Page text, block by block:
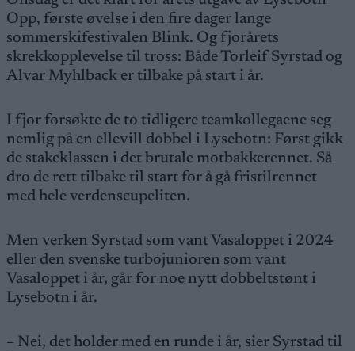
Opp, første øvelse i den fire dager lange
sommerskifestivalen Blink. Og fjorårets
skrekkopplevelse til tross: Både Torleif Syrstad og
Alvar Myhlback er tilbake på start i år.
I fjor forsøkte de to tidligere teamkollegaene seg
nemlig på en ellevill dobbel i Lysebotn: Først gikk
de stakeklassen i det brutale motbakkerennet. Så
dro de rett tilbake til start for å gå fristilrennet
med hele verdenscupeliten.
Men verken Syrstad som vant Vasaloppet i 2024
eller den svenske turbojunioren som vant
Vasaloppet i år, går for noe nytt dobbeltstønt i
Lysebotn i år.
– Nei, det holder med en runde i år, sier Syrstad til